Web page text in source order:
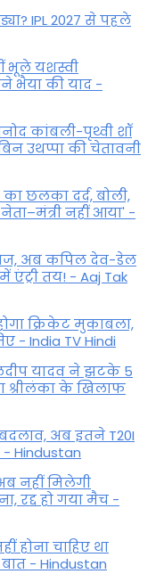
IPL 2027 से पहले
भूले यशस्वी
भैया की याद -
कांबली-पृथ्वी शॉ
उथप्पा की चेतावनी
छलका दर्द, बोली,
नहीं आया' -
अब कपिल देव-डेल
एंट्री तय! - Aaj Tak
क्रिकेट मुकाबला,
- India TV Hindi
यादव ने झटके 5
श्रीलंका के खिलाफ
अब इतने T20I
Hindustan
नहीं मिलेगी
रद्द हो गया मैच -
होना चाहिए था
- Hindustan